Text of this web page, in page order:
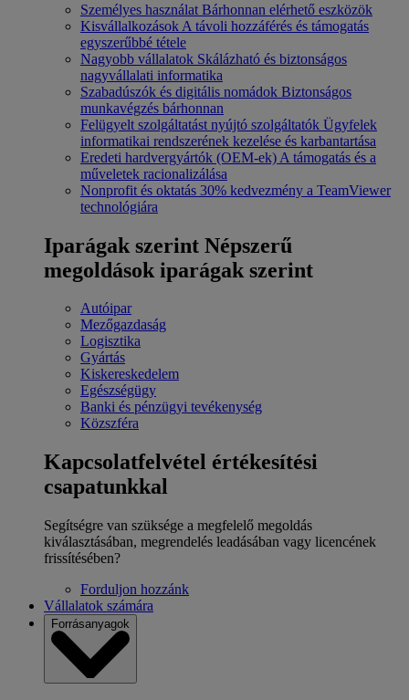
Személyes használat Bárhonnan elérhető eszközök
Kisvállalkozások A távoli hozzáférés és támogatás
egyszerűbbé tétele
Nagyobb vállalatok Skálázható és biztonságos
nagyvállalati informatika
Szabadúszók és digitális nomádok Biztonságos
munkavégzés bárhonnan
Felügyelt szolgáltatást nyújtó szolgáltatók Ügyfelek
informatikai rendszerének kezelése és karbantartása
Eredeti hardvergyártók (OEM-ek) A támogatás és a
műveletek racionalizálása
Nonprofit és oktatás 30% kedvezmény a TeamViewer
technológiára
Iparágak szerint Népszerű
megoldások iparágak szerint
Autóipar
Mezőgazdaság
Logisztika
Gyártás
Kiskereskedelem
Egészségügy
Banki és pénzügyi tevékenység
Közszféra
Kapcsolatfelvétel értékesítési
csapatunkkal
Segítségre van szüksége a megfelelő megoldás
kiválasztásában, megrendelés leadásában vagy licencének
frissítésében?
Forduljon hozzánk
Vállalatok számára
Forrásanyagok